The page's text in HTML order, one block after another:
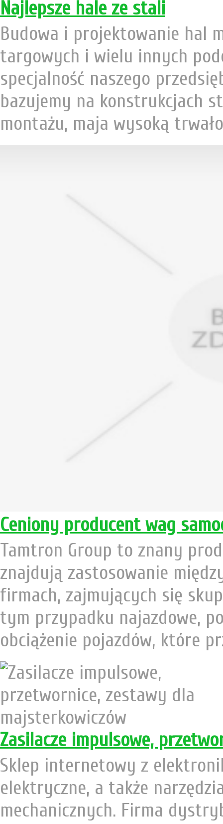
Najlepsze hale ze stali
Budowa i projektowanie hal
targowych i wielu innych
specjalność naszego
bazujemy na konstrukcjach
montażu, maja wysoką
Ceniony producent wag
Tamtron Group to znany
znajdują zastosowanie
firmach, zajmujących się
tym przypadku najazdowe,
obciążenie pojazdów, które
Zasilacze impulsowe,
Sklep internetowy z
elektryczne, a także
mechanicznych. Firma